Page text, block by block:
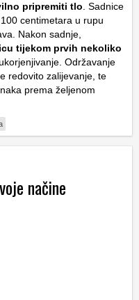
pripremiti tlo. Sadnice
centimetara u rupu
Nakon sadnje,
tijekom prvih nekoliko
Održavanje
redovito zalijevanje, te
prema željenom
načine